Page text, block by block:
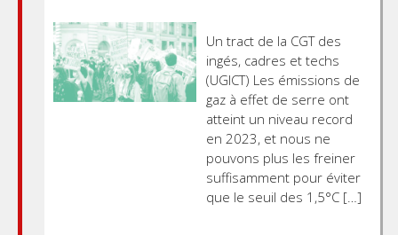
Un tract de la CGT des
ingés, cadres et techs
(UGICT) Les émissions de
gaz à effet de serre ont
atteint un niveau record
en 2023, et nous ne
pouvons plus les freiner
suffisamment pour éviter
que le seuil des 1,5°C […]